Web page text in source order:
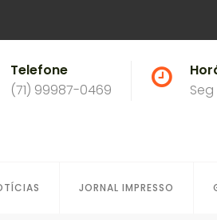
Telefone
(71) 99987-0469
Seg
JORNAL IMPRESSO